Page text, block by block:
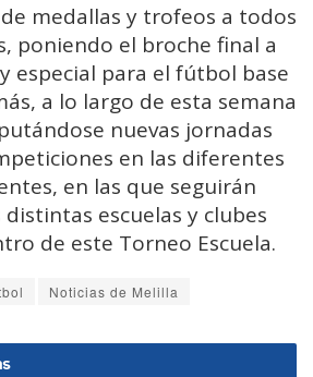
medallas y trofeos a todos
poniendo el broche final a
especial para el fútbol base
a lo largo de esta semana
nuevas jornadas
en las diferentes
en las que seguirán
escuelas y clubes
de este Torneo Escuela.
Noticias de Melilla